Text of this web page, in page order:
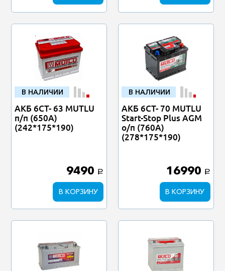
В НАЛИЧИИ
АКБ 6СТ- 63 MUTLU
п/п (650А)
(242*175*190)
9490 a
В КОРЗИНУ
В НАЛИЧИИ
АКБ 6СТ- 70 MUTLU
Start-Stop Plus AGM
о/п (760А)
(278*175*190)
16990 a
В КОРЗИНУ